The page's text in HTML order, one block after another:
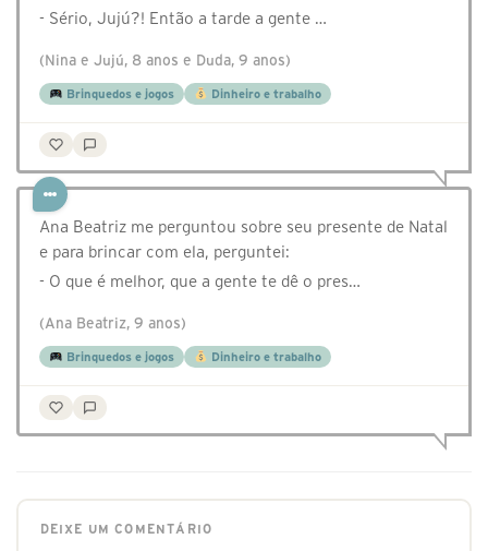
- Sério, Jujú?! Então a tarde a gente …
(Nina e Jujú, 8 anos e Duda, 9 anos)
Brinquedos e jogos Dinheiro e trabalho
Ana Beatriz me perguntou sobre seu presente de Natal
e para brincar com ela, perguntei:
- O que é melhor, que a gente te dê o pres…
(Ana Beatriz, 9 anos)
Brinquedos e jogos Dinheiro e trabalho
DEIXE UM COMENTÁRIO